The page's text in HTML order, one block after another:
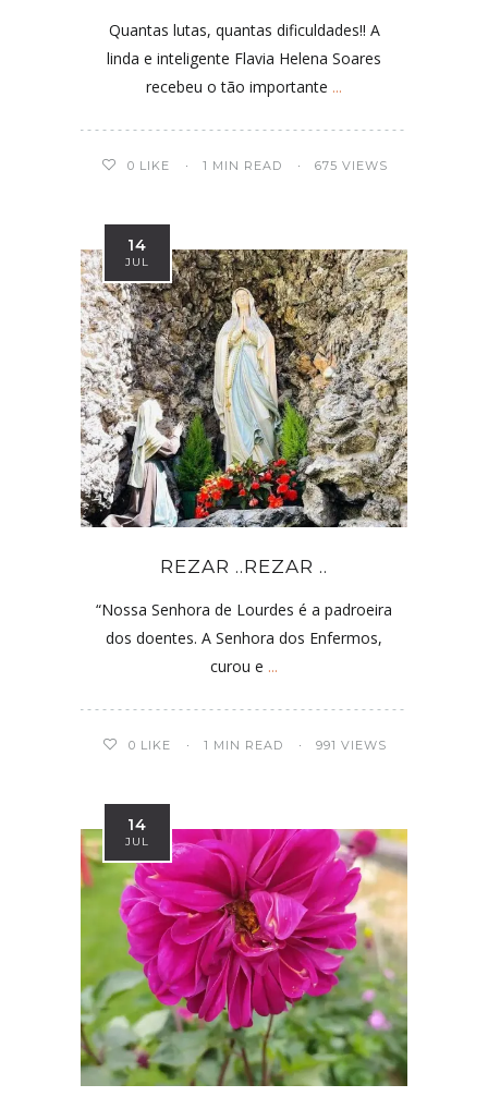
Quantas lutas, quantas dificuldades!! A
linda e inteligente Flavia Helena Soares
recebeu o tão importante ...
0 LIKE 1 MIN READ 675 VIEWS
14
JUL
REZAR ..REZAR ..
“Nossa Senhora de Lourdes é a padroeira
dos doentes. A Senhora dos Enfermos,
curou e ...
0 LIKE 1 MIN READ 991 VIEWS
14
JUL